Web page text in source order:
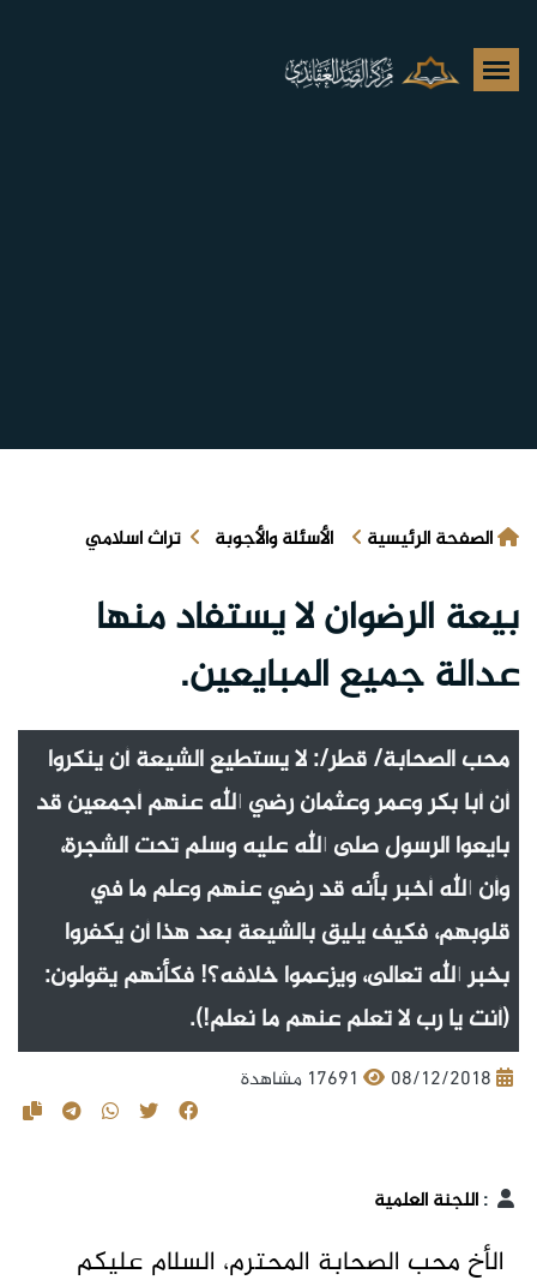
الصفحة الرئيسية الأسئلة والأجوبة تراث اسلامي
بيعة الرضوان لا يستفاد منها
عدالة جميع المبايعين.
محب الصحابة/ قطر/: لا يستطيع الشيعة أن ينكروا
أن أبا بكر وعمر وعثمان رضي الله عنهم أجمعين قد
بايعوا الرسول صلى الله عليه وسلم تحت الشجرة،
وأن الله أخبر بأنه قد رضي عنهم وعلم ما في
قلوبهم، فكيف يليق بالشيعة بعد هذا أن يكفروا
بخبر الله تعالى، ويزعموا خلافه؟! فكأنهم يقولون:
(أنت يا رب لا تعلم عنهم ما نعلم!).
08/12/2018 17691 مشاهدة
:اللجنة العلمية
الأخ محب الصحابة المحترم، السلام عليكم